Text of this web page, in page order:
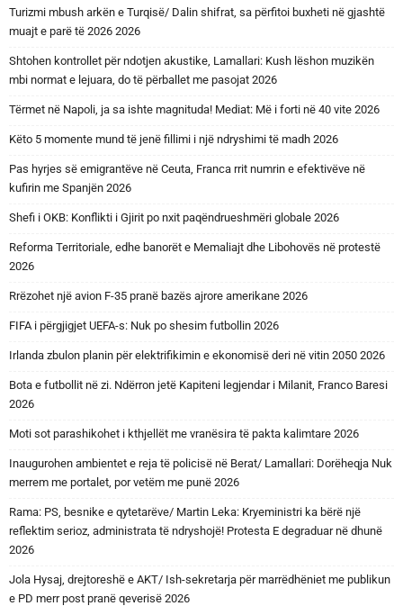
Turizmi mbush arkën e Turqisë/ Dalin shifrat, sa përfitoi buxheti në gjashtë
muajt e parë të 2026 2026
Shtohen kontrollet për ndotjen akustike, Lamallari: Kush lëshon muzikën
mbi normat e lejuara, do të përballet me pasojat 2026
Tërmet në Napoli, ja sa ishte magnituda! Mediat: Më i forti në 40 vite 2026
Këto 5 momente mund të jenë fillimi i një ndryshimi të madh 2026
Pas hyrjes së emigrantëve në Ceuta, Franca rrit numrin e efektivëve në
kufirin me Spanjën 2026
Shefi i OKB: Konflikti i Gjirit po nxit paqëndrueshmëri globale 2026
Reforma Territoriale, edhe banorët e Memaliajt dhe Libohovës në protestë
2026
Rrëzohet një avion F-35 pranë bazës ajrore amerikane 2026
FIFA i përgjigjet UEFA-s: Nuk po shesim futbollin 2026
Irlanda zbulon planin për elektrifikimin e ekonomisë deri në vitin 2050 2026
Bota e futbollit në zi. Ndërron jetë Kapiteni legjendar i Milanit, Franco Baresi
2026
Moti sot parashikohet i kthjellët me vranësira të pakta kalimtare 2026
Inaugurohen ambientet e reja të policisë në Berat/ Lamallari: Dorëheqja Nuk
merrem me portalet, por vetëm me punë 2026
Rama: PS, besnike e qytetarëve/ Martin Leka: Kryeministri ka bërë një
reflektim serioz, administrata të ndryshojë! Protesta E degraduar në dhunë
2026
Jola Hysaj, drejtoreshë e AKT/ Ish-sekretarja për marrëdhëniet me publikun
e PD merr post pranë qeverisë 2026